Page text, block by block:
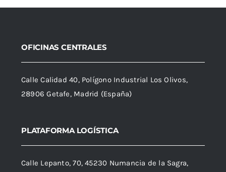
OFICINAS CENTRALES
Calle Calidad 40, Polígono Industrial Los Olivos,
28906 Getafe, Madrid (España)
PLATAFORMA LOGÍSTICA
Calle Lepanto, 70, 45230 Numancia de la Sagra,